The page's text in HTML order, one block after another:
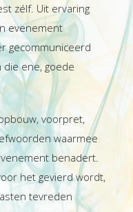
zélf. Uit ervaring
evenement
gecommuniceerd
die ene, goede
voorpret,
waarmee
benadert.
het gevierd wordt,
tevreden